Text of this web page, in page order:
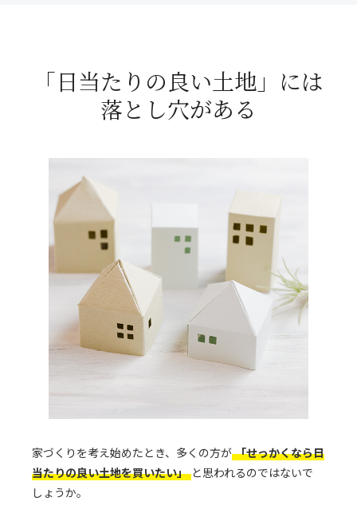
「日当たりの良い土地」には
落とし穴がある
家づくりを考え始めたとき、多くの方が「せっかくなら日
当たりの良い土地を買いたい」と思われるのではないで
しょうか。